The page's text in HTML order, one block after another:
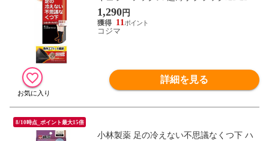
1,290円
11
コジマ
詳細を見る
8/10時点_ポイント最大15倍
小林製薬 足の冷えない不思議なくつ下 ハ